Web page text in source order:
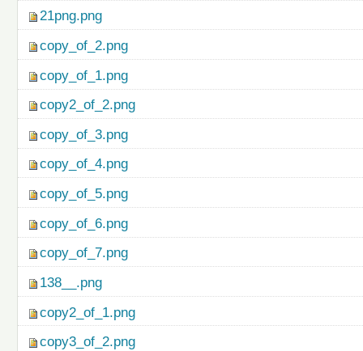
21png.png
copy_of_2.png
copy_of_1.png
copy2_of_2.png
copy_of_3.png
copy_of_4.png
copy_of_5.png
copy_of_6.png
copy_of_7.png
138__.png
copy2_of_1.png
copy3_of_2.png